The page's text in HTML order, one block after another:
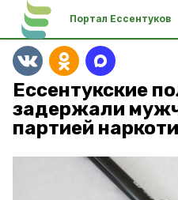
Портал Ессентуков
Ессентукские
задержали
партией